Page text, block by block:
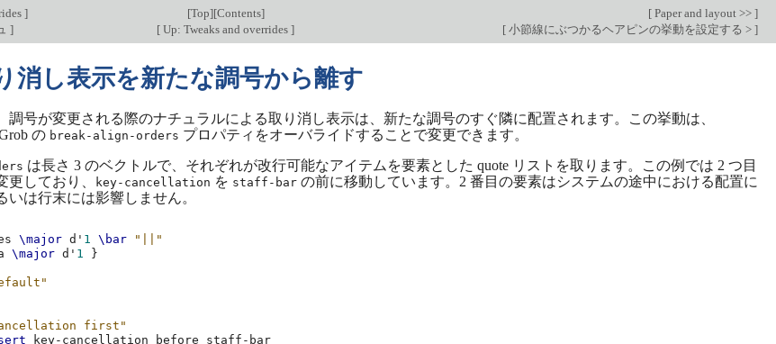
] [Top][Contents] [ Paper and layout >> ]
] [ Up: Tweaks and overrides ] [ 小節線にぶつかるヘアピンの挙動を設定する > ]
消し表示を新たな調号から離す
調号が変更される際のナチュラルによる取り消し表示は、新たな調号のすぐ隣に配置されます。この挙動は、
の break-align-orders プロパティをオーバライドすることで変更できます。
は長さ 3 のベクトルで、それぞれが改行可能なアイテムを要素とした quote リストを取ります。この例では 2 つ目
更しており、
key-cancellation を staff-bar の前に移動しています。2 番目の要素はシステムの途中における配置に
いは行末には影響しません。
\major d' 1 \bar
"||"
\major d' 1 }
first"
key-cancellation before